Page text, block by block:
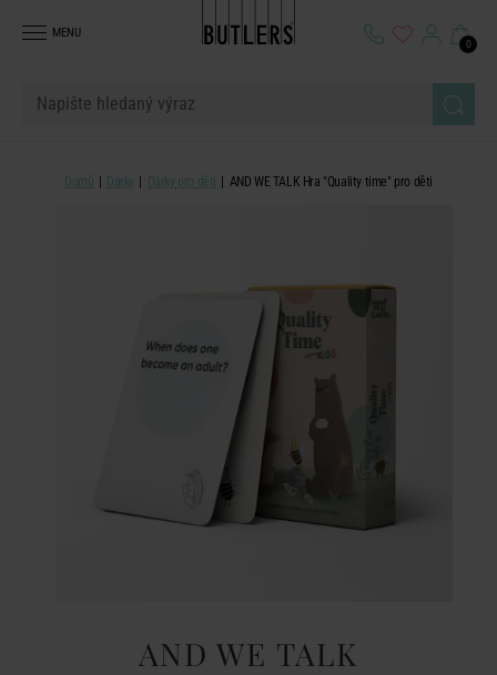
MENU
0
Domů Dárky Dárky pro děti AND WE TALK Hra "Quality time" pro děti
AND WE TALK